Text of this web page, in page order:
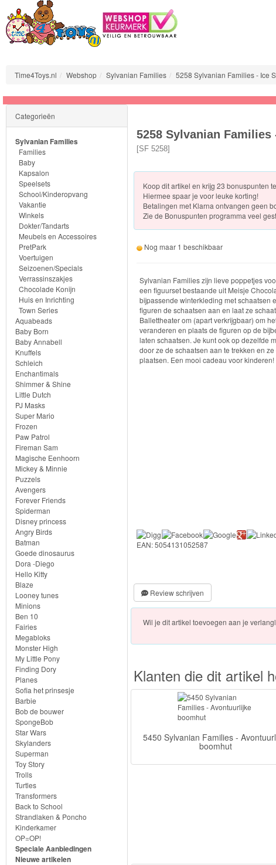
Sylvanian
Families
Families
Baby
Kapsalon
Speelsets
School/Kinderopvang
Vakantie
Winkels
Dokter/Tandarts
Meubels
en
Accessoires
PretPark
Voertuigen
Seizoenen/Specials
Verrassinszakjes
Chocolade
Konijn
Huis
en
Inrichting
Town
Series
Aquabeads
Baby
Born
Baby
Annabell
Knuffels
Schleich
Enchantimals
Time4Toys.nl Webshop Sylvanian Families 5258 Sylvanian Families - Ice
5258 Sylvanian
[SF 5258]
Koop dit artikel en krijg 23 bonuspunten
Hiermee spaar je voor leuke korting!
Betalingen met Klarna ontvangen geen
Zie de Bonuspunten programma veel
Nog maar 1 beschikbaar
Sylvanian Families zijn lieve poppetjes
een figuurset bestaande uit Meisje
bijpassende winterkleding met schaatsen
figuren de schaatsen aan en laat ze
Ballettheater om (apart verkrijgbaar) om
veranderen en plaats de figuren op de
laten schaatsen. Je kunt ook op dezelfde
door ze de schaatsen aan te trekken en
plaatsen. Een mooi cadeau voor kinderen!
EAN: 5054131052587
Review schrijven
Wil je dit artikel toevoegen aan je
Klanten die dit artikel
5450 Sylvanian Families -
boomhut
Categorieën
Sylvanian Families
Families
Baby
Kapsalon
Speelsets
School/Kinderopvang
Vakantie
Winkels
Dokter/Tandarts
Meubels en Accessoires
PretPark
Voertuigen
Seizoenen/Specials
Verrassinszakjes
Chocolade Konijn
Huis en Inrichting
Town Series
Aquabeads
Baby Born
Baby Annabell
Knuffels
Schleich
Enchantimals
Shimmer & Shine
Little Dutch
PJ Masks
Super Mario
Frozen
Paw Patrol
Fireman Sam
Magische Eenhoorn
Mickey & Minnie
Puzzels
Avengers
Forever Friends
Spiderman
Disney princess
Angry Birds
Batman
Goede dinosaurus
Dora -Diego
Hello Kitty
Blaze
Looney tunes
Minions
Ben 10
Fairies
Megabloks
Monster High
My Little Pony
Finding Dory
Planes
Sofia het prinsesje
Barbie
Bob de bouwer
SpongeBob
Star Wars
Skylanders
Superman
Toy Story
Trolls
Turtles
Transformers
Back to School
Strandlaken & Poncho
Kinderkamer
OP=OP!
Speciale Aanbiedingen
Nieuwe artikelen